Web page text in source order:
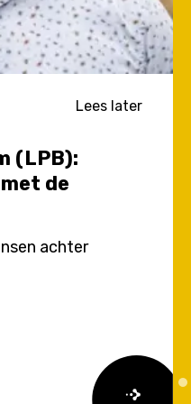
Lees later
(LPB):
de
achter